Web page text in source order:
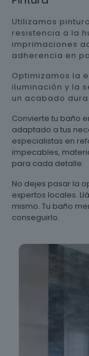
Utilizamos
resistencia a la
imprimaciones
adherencia en
Optimizamos la
iluminación y la
un acabado
Convierte tu baño
adaptado a tus
especialistas en
impecables,
para cada detalle.
No dejes pasar la
expertos locales.
mismo. Tu baño
conseguirlo.